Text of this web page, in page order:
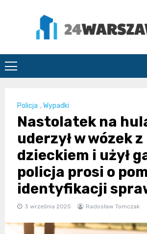
Policja ,Wypadki
Nastolatek na
uderzył w wózek z
dzieckiem i użył
policja prosi o
identyfikacji
3 września 2025 Radosław Tomczak